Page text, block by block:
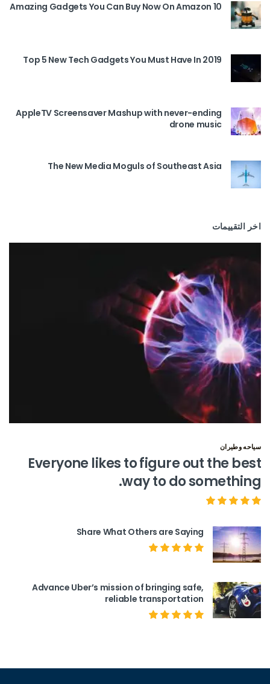
10 Amazing Gadgets You Can Buy Now On Amazon
Top 5 New Tech Gadgets You Must Have In 2019
AppleTV Screensaver Mashup with never-ending
drone music
The New Media Moguls of Southeast Asia
اخر التقييمات
سياحه وطيران
Everyone likes to figure out the best
way to do something.
Share What Others are Saying
Advance Uber’s mission of bringing safe,
reliable transportation